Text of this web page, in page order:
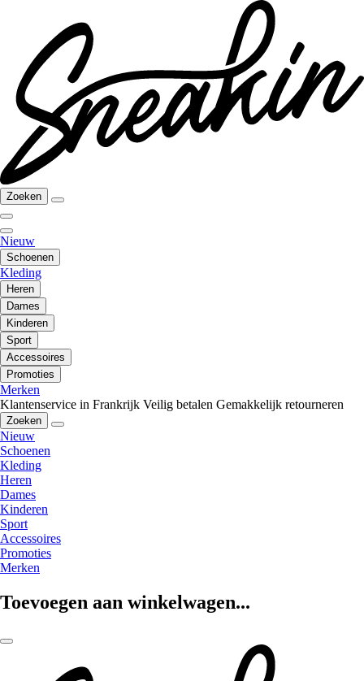
Zoeken
Nieuw
Schoenen
Kleding
Heren
Dames
Kinderen
Sport
Accessoires
Promoties
Merken
Klantenservice in Frankrijk Veilig betalen Gemakkelijk retourneren
Zoeken
Nieuw
Schoenen
Kleding
Heren
Dames
Kinderen
Sport
Accessoires
Promoties
Merken
Toevoegen aan winkelwagen...